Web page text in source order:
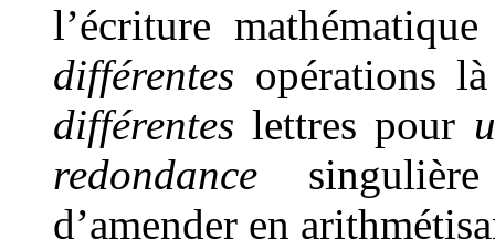
l’écriture
différentes opérations
différentes lettres pour
redondance
d’amender en